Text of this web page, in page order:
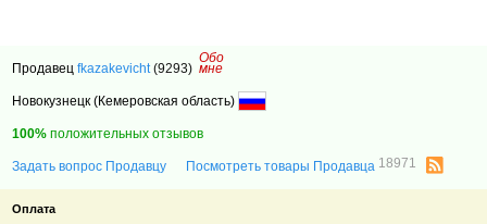
Продавецfkazakevicht (9293)
Обо
мне
Новокузнецк (Кемеровская область)
100% положительных отзывов
Задать вопрос Продавцу Посмотреть товары Продавца 18971
Оплата